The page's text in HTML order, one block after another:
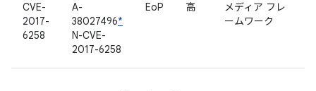
CVE-
2017-
6258
A-
38027496*
N-CVE-
2017-6258
EoP 高
メディア フレ
ームワーク